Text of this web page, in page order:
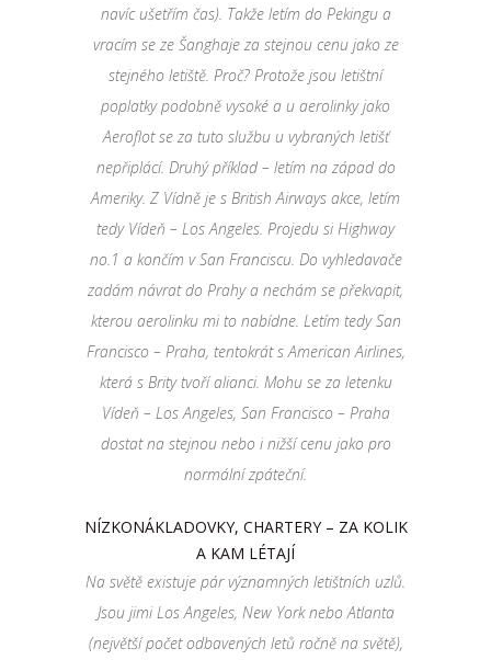
navíc ušetřím čas). Takže letím do Pekingu a
vracím se ze Šanghaje za stejnou cenu jako ze
stejného letiště. Proč? Protože jsou letištní
poplatky podobně vysoké a u aerolinky jako
Aeroflot se za tuto službu u vybraných letišť
nepřiplácí. Druhý příklad – letím na západ do
Ameriky. Z Vídně je s British Airways akce, letím
tedy Vídeň – Los Angeles. Projedu si Highway
no.1 a končím v San Franciscu. Do vyhledavače
zadám návrat do Prahy a nechám se překvapit,
kterou aerolinku mi to nabídne. Letím tedy San
Francisco – Praha, tentokrát s American Airlines,
která s Brity tvoří alianci. Mohu se za letenku
Vídeň – Los Angeles, San Francisco – Praha
dostat na stejnou nebo i nižší cenu jako pro
normální zpáteční.
NÍZKONÁKLADOVKY, CHARTERY – ZA KOLIK
A KAM LÉTAJÍ
Na světě existuje pár významných letištních uzlů.
Jsou jimi Los Angeles, New York nebo Atlanta
(největší počet odbavených letů ročně na světě),